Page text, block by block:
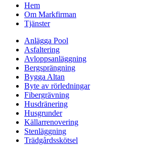
Hem
Om Markfirman
Tjänster
Anlägga Pool
Asfaltering
Avloppsanläggning
Bergsprängning
Bygga Altan
Byte av rörledningar
Fibergrävning
Husdränering
Husgrunder
Källarrenovering
Stenläggning
Trädgårdsskötsel